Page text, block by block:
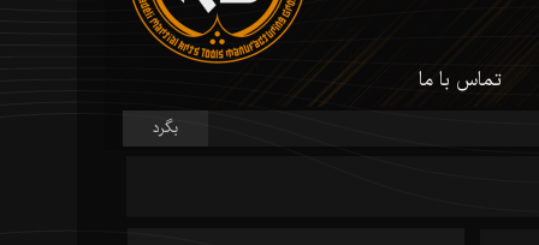
بگرد
تماس با ما